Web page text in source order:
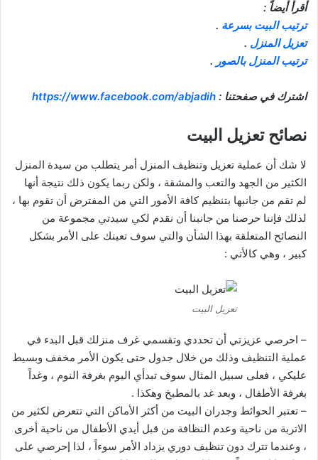
أقرأ أيضاً :
ترتيب البيت بسرعة .
تعزيل المنزل .
ترتيب المنزل بالصور .
اشترك في صفحتنا : https://www.facebook.com/abjadih
نصائح تعزيل البيت
لا شك أن عملية تعزيل وتنظيف المنزل أمر يتطلب من سيدة المنزل
الكثير من الجهد والتعب والمشقة ، ولكن ربما يكون ذلك نتيجة أنها
لم تقم من جانبها بتنظيم كافة الأمور التي من المفترض أن تقوم بها ،
لذلك فإننا حرصنا من جانبنا أن نقدم لكي سيدتي مجموعة من
النصائح المتعلقة بهذا الشأن والتي سوف تعينك على الأمر بشكل
كبير ، وهي كالأتي :
تعزيل البيت
– احرصي عزيزتي أن تحددي وتقسمي غرف منزلك قبل البدء في
عملية التنظيف وذلك من خلال جدول حتى يكون الأمر مخفف وبسيط
عليكي ، فعلى سبيل المثال سوف تبدأي اليوم بغرفة النوم ، وغداً
بغرفة الأطفال ، وبعد غد بالمطبخ وهكذا .
– تعتبر الحوائط وجدران البيت من أكثر الأماكن التي تتعرض لكثير من
الاتربة من ناحية وعدم النظافة من قبل أيدي الأطفال من ناحية أخرى
، وعندما تترك دون تنظيف دوري يزداد الأمر سوءاً ، لذا إحرصي على